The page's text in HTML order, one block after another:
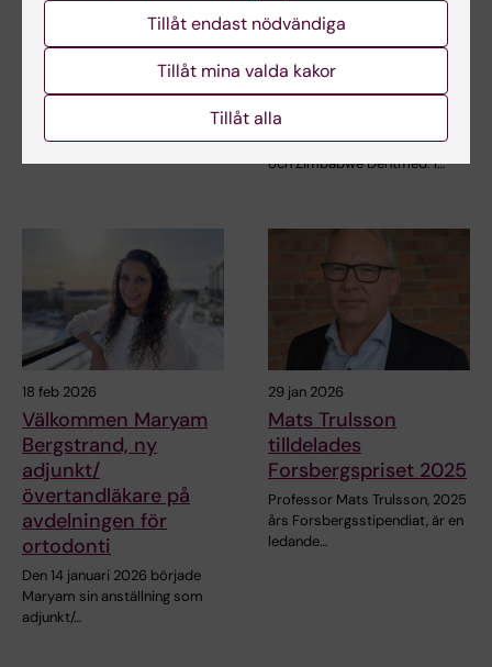
Odontologi vid KI är
bäst i världen!
150 universitet har inkluderats i
2026 års QS ranking i
Tandhygienister höll
webbinarium för
Zimbabwes
tandläkarförbund
Under 2025 besökte
tandläkarlärare från Uganda
och Zimbabwe Dentmed. I…
18 feb 2026
Välkommen Maryam
Bergstrand, ny
adjunkt/
övertandläkare på
avdelningen för
ortodonti
Den 14 januari 2026 började
Maryam sin anställning som
adjunkt/…
29 jan 2026
Mats Trulsson
tilldelades
Forsbergspriset 2025
Professor Mats Trulsson, 2025
års Forsbergsstipendiat, är en
ledande…
Tillåt endast nödvändiga
Tillåt mina valda kakor
Tillåt alla